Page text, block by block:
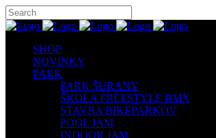
SHOP
NOVINKY
PARK
PARK ŠURANY
ŠKOLA FREESTYLE BMX
STAVBA BIKEPARKOV
POOL JAM
INDOOR JAM